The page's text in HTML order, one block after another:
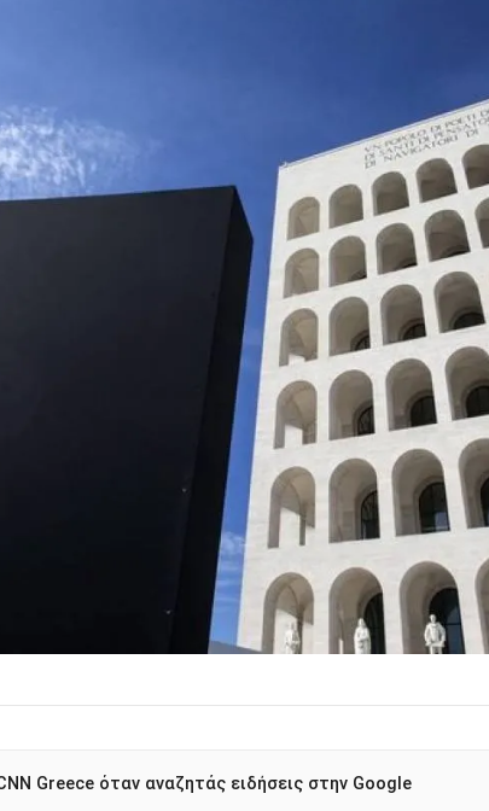
Greece όταν αναζητάς ειδήσεις στην Google